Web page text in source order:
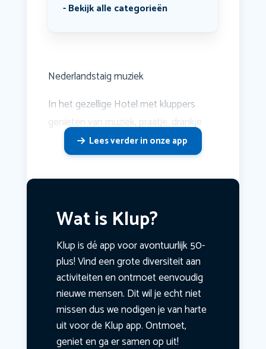
Bekijk alle categorieën
Nederlandstaig muziek
In het gezellige Hotel met kluppers
genieten van muziek, praatje, drankje
Lees verder in onze app
Wat is Klup?
Klup is dé app voor avontuurlijk 50-
plus! Vind een grote diversiteit aan
activiteiten en ontmoet eenvoudig
nieuwe mensen. Dit wil je echt niet
missen dus we nodigen je van harte
uit voor de Klup app. Ontmoet,
geniet en ga er samen op uit!